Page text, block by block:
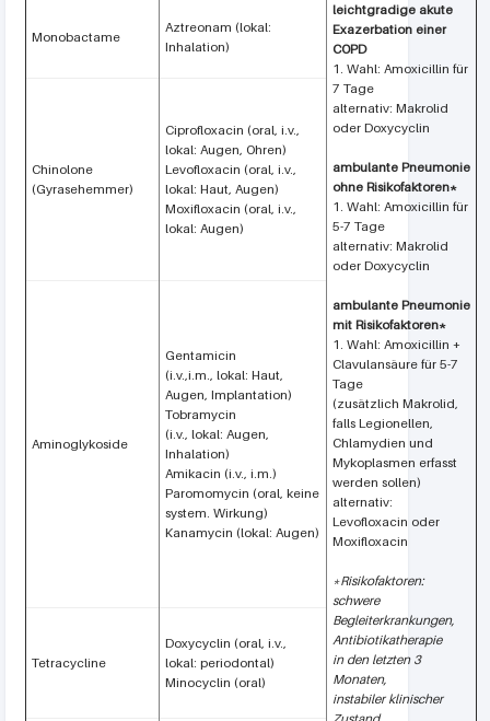
leichtgradige akute
Exazerbation einer
COPD
1. Wahl: Amoxicillin für
7 Tage
alternativ: Makrolid
oder Doxycyclin
ambulante Pneumonie
ohne Risikofaktoren*
1. Wahl: Amoxicillin für
5-7 Tage
alternativ: Makrolid
oder Doxycyclin
ambulante Pneumonie
mit Risikofaktoren*
1. Wahl: Amoxicillin +
Clavulansäure für 5-7
Tage
(zusätzlich Makrolid,
falls Legionellen,
Chlamydien und
Mykoplasmen erfasst
werden sollen)
alternativ:
Levofloxacin oder
Moxifloxacin
*Risikofaktoren:
schwere
Begleiterkrankungen,
Antibiotikatherapie
in den letzten 3
Monaten,
instabiler klinischer
Monobactame
Aztreonam (lokal:
Inhalation)
Chinolone
(Gyrasehemmer)
Ciprofloxacin (oral, i.v.,
lokal: Augen, Ohren)
Levofloxacin (oral, i.v.,
lokal: Haut, Augen)
Moxifloxacin (oral, i.v.,
lokal: Augen)
Aminoglykoside
Gentamicin
(i.v.,i.m., lokal: Haut,
Augen, Implantation)
Tobramycin
(i.v., lokal: Augen,
Inhalation)
Amikacin (i.v., i.m.)
Paromomycin (oral, keine
system. Wirkung)
Kanamycin (lokal: Augen)
Tetracycline
Doxycyclin (oral, i.v.,
lokal: periodontal)
Minocyclin (oral)